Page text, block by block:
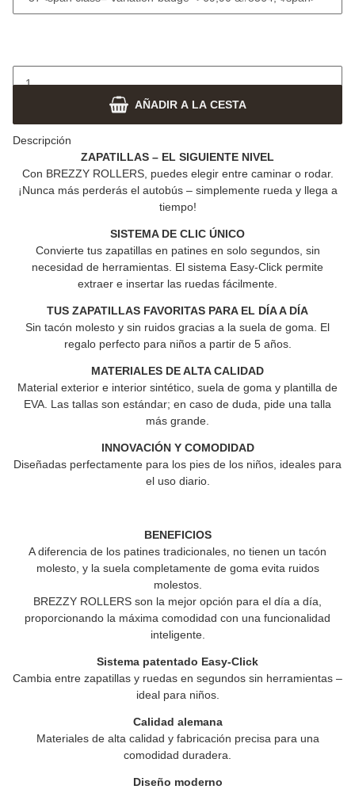
AÑADIR A LA CESTA
Descripción
ZAPATILLAS – EL SIGUIENTE NIVEL
Con BREZZY ROLLERS, puedes elegir entre caminar o rodar.
¡Nunca más perderás el autobús – simplemente rueda y llega a
tiempo!
SISTEMA DE CLIC ÚNICO
Convierte tus zapatillas en patines en solo segundos, sin
necesidad de herramientas. El sistema Easy-Click permite
extraer e insertar las ruedas fácilmente.
TUS ZAPATILLAS FAVORITAS PARA EL DÍA A DÍA
Sin tacón molesto y sin ruidos gracias a la suela de goma. El
regalo perfecto para niños a partir de 5 años.
MATERIALES DE ALTA CALIDAD
Material exterior e interior sintético, suela de goma y plantilla de
EVA. Las tallas son estándar; en caso de duda, pide una talla
más grande.
INNOVACIÓN Y COMODIDAD
Diseñadas perfectamente para los pies de los niños, ideales para
el uso diario.
BENEFICIOS
A diferencia de los patines tradicionales, no tienen un tacón
molesto, y la suela completamente de goma evita ruidos
molestos.
BREZZY ROLLERS son la mejor opción para el día a día,
proporcionando la máxima comodidad con una funcionalidad
inteligente.
Sistema patentado Easy-Click
Cambia entre zapatillas y ruedas en segundos sin herramientas –
ideal para niños.
Calidad alemana
Materiales de alta calidad y fabricación precisa para una
comodidad duradera.
Diseño moderno